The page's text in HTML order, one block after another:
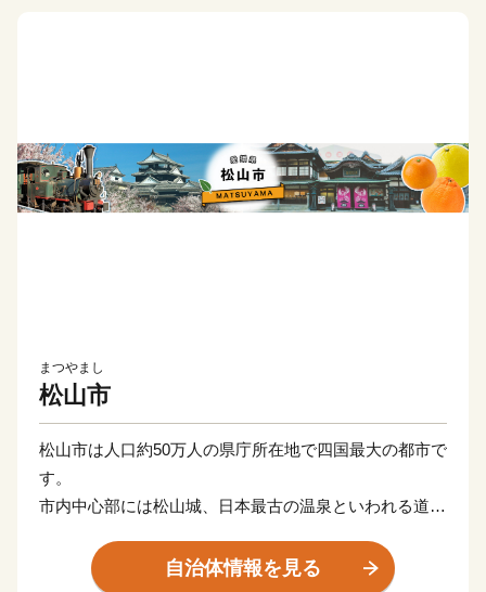
まつやまし
松山市
松山市は人口約50万人の県庁所在地で四国最大の都市で
す。
市内中心部には松山城、日本最古の温泉といわれる道後
また、近代俳句の祖といわれる正岡子規の生誕地でもあ
自治体情報を見る